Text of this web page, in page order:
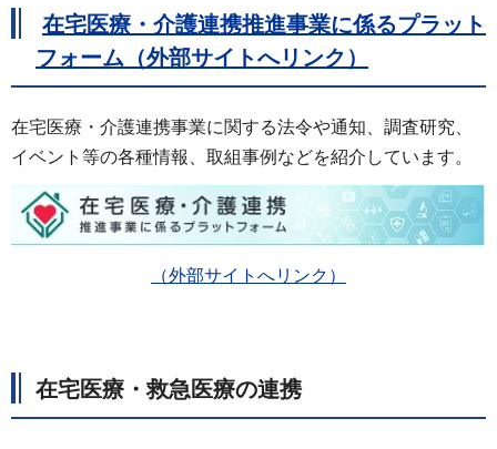
在宅医療・介護連携推進事業に係るプラット
フォーム（外部サイトへリンク）
在宅医療・介護連携事業に関する法令や通知、調査研究、
イベント等の各種情報、取組事例などを紹介しています。
（外部サイトへリンク）
在宅医療・救急医療の連携